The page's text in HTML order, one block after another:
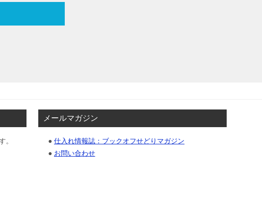
。
メールマガジン
● 仕入れ情報誌：ブックオフせどりマガジン
● お問い合わせ